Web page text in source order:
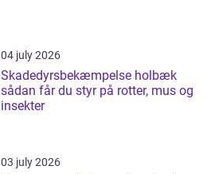
04 july 2026
Skadedyrsbekæmpelse holbæk
sådan får du styr på rotter, mus og
insekter
03 july 2026